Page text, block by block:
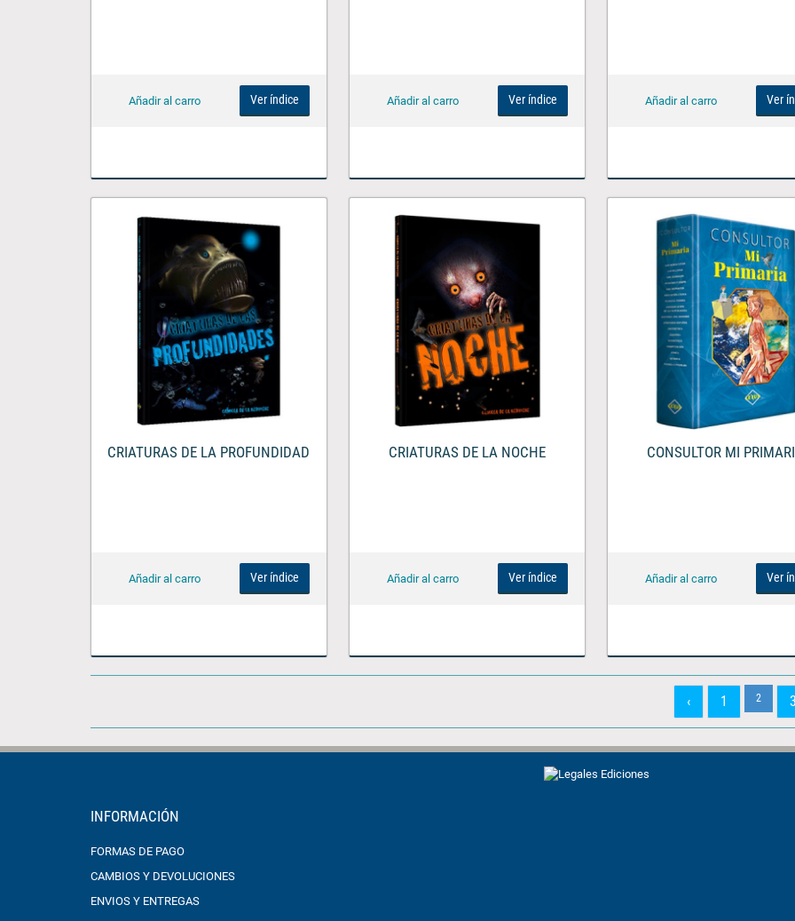
Ver índice Ver índice Ver
CRIATURAS DE LA PROFUNDIDAD
Ver índice
CRIATURAS DE LA NOCHE
Ver índice
CONSULTOR MI
Ver
‹ 1 2
INFORMACIÓN
FORMAS DE PAGO
CAMBIOS Y DEVOLUCIONES
ENVIOS Y ENTREGAS